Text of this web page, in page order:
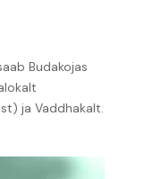
Budakojas
ja Vaddhakalt.